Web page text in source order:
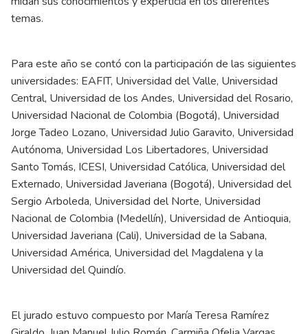
temas.
Para este año se contó con la participación de las siguientes
universidades: EAFIT, Universidad del Valle, Universidad
Central, Universidad de los Andes, Universidad del Rosario,
Universidad Nacional de Colombia (Bogotá), Universidad
Jorge Tadeo Lozano, Universidad Julio Garavito, Universidad
Autónoma, Universidad Los Libertadores, Universidad
Santo Tomás, ICESI, Universidad Católica, Universidad del
Externado, Universidad Javeriana (Bogotá), Universidad del
Sergio Arboleda, Universidad del Norte, Universidad
Nacional de Colombia (Medellín), Universidad de Antioquia,
Universidad Javeriana (Cali), Universidad de la Sabana,
Universidad América, Universidad del Magdalena y la
Universidad del Quindío.
El jurado estuvo compuesto por María Teresa Ramírez